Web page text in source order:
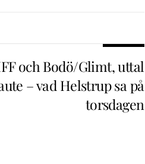
och Bodö/Glimt, uttal
– vad Helstrup sa på
torsdagen